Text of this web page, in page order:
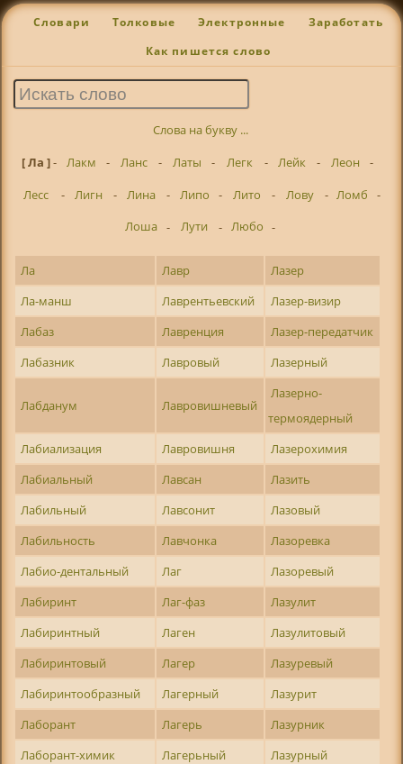
Словари Толковые Электронные Заработать
Как пишется слово
Слова на букву ...
[ Ла ]- Лакм - Ланс - Латы - Легк - Лейк - Леон
-
Лесс
- Лигн - Лина - Липо - Лито - Лову - Ломб
-
Лоша - Лути - Любо -
Ла Лавр
Лазер
Ла-манш
Лаврентьевский
Лазер-визир
Лабаз
Лавренция
Лазер-передатчик
Лабазник
Лавровый Лазерный
Лабданум Лавровишневый
Лазерно-
термоядерный
Лабиализация
Лавровишня
Лазерохимия
Лабиальный
Лавсан
Лазить
Лабильный
Лавсонит
Лазовый
Лабильность
Лавчонка
Лазоревка
Лабио-дентальный
Лаг
Лазоревый
Лабиринт
Лаг-фаз
Лазулит
Лабиринтный
Лаген
Лазулитовый
Лабиринтовый
Лагер
Лазуревый
Лабиринтообразный
Лагерный
Лазурит
Лаборант
Лагерь
Лазурник
Лаборант-химик
Лагерьный
Лазурный